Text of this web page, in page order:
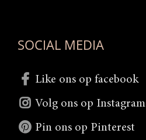
SOCIAL MEDIA
Like ons op facebook
Volg ons op Instagram
Pin ons op Pinterest